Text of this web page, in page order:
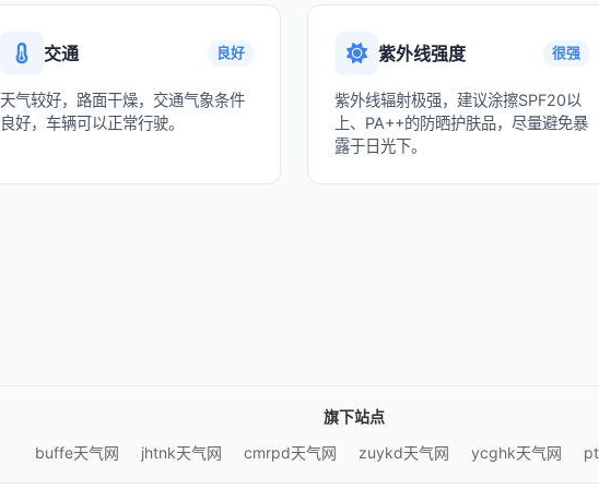
交通 良好
天气较好，路面干燥，交通气象条件
良好，车辆可以正常行驶。
紫外线强度 很强
紫外线辐射极强，建议涂擦SPF20以
上、PA++的防晒护肤品，尽量避免暴
露于日光下。
旗下站点
buffe天气网
jhtnk天气网 cmrpd天气网 zuykd天气网 ycghk天气网